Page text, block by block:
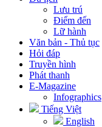
Lưu trú
Điểm đến
Lữ hành
Văn bản - Thủ tục
Hỏi đáp
Truyền hình
Phát thanh
E-Magazine
Infographics
Tiếng Việt
English